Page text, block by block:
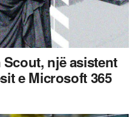
një asistent
e Microsoft 365